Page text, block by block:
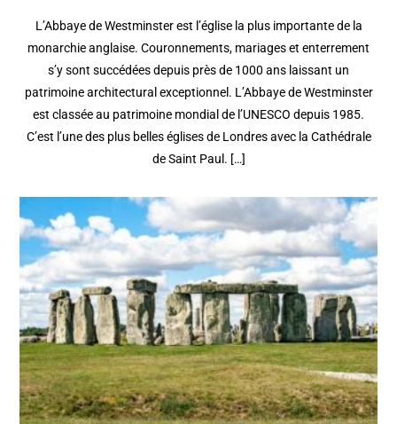
L’Abbaye de Westminster est l’église la plus importante de la
monarchie anglaise. Couronnements, mariages et enterrement
s’y sont succédées depuis près de 1000 ans laissant un
patrimoine architectural exceptionnel. L’Abbaye de Westminster
est classée au patrimoine mondial de l’UNESCO depuis 1985.
C’est l’une des plus belles églises de Londres avec la Cathédrale
de Saint Paul. […]